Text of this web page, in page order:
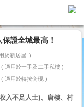
證全城最高！
於新居屋
適用於一手及二手私樓
適用於轉按套現
入不足人士)、唐樓、村